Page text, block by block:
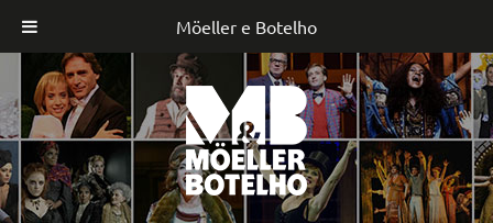
Möeller e Botelho
Skip
to
content